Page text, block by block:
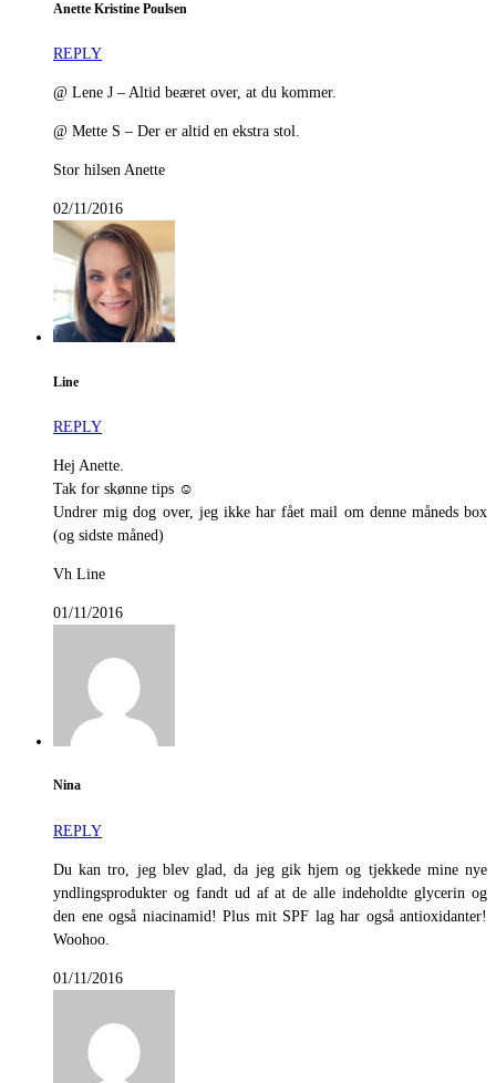
Anette Kristine Poulsen
REPLY
@ Lene J – Altid beæret over, at du kommer.
@ Mette S – Der er altid en ekstra stol.
Stor hilsen Anette
02/11/2016
Line
REPLY
Hej Anette.
Tak for skønne tips ☺️
Undrer mig dog over, jeg ikke har fået mail om denne måneds box
(og sidste måned)
Vh Line
01/11/2016
Nina
REPLY
Du kan tro, jeg blev glad, da jeg gik hjem og tjekkede mine nye
yndlingsprodukter og fandt ud af at de alle indeholdte glycerin og
den ene også niacinamid! Plus mit SPF lag har også antioxidanter!
Woohoo.
01/11/2016